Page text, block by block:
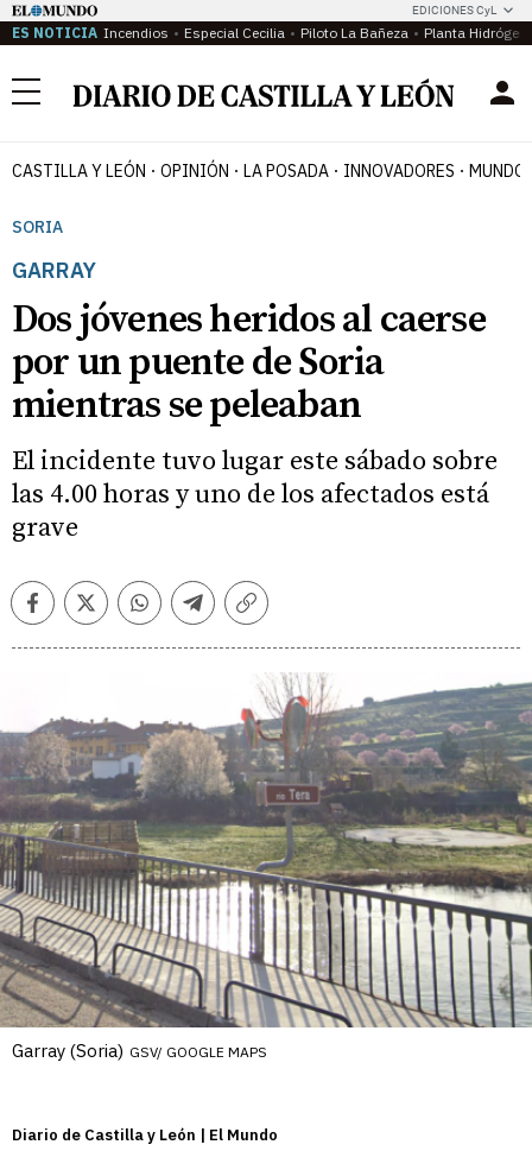
EDICIONES CyL
ES NOTICIA Incendios Especial Cecilia Piloto La Bañeza Planta
Menú
CASTILLA Y LEÓN OPINIÓN LA POSADA INNOVADORES MUNDO
SORIA
GARRAY
Dos jóvenes heridos al caerse
por un puente de Soria
mientras se peleaban
El incidente tuvo lugar este sábado sobre
las 4.00 horas y uno de los afectados está
grave
FacebookTwitterWhatsappTelegramCopiar
Garray (Soria) GSV/ GOOGLE MAPS
Diario de Castilla y León | El Mundo